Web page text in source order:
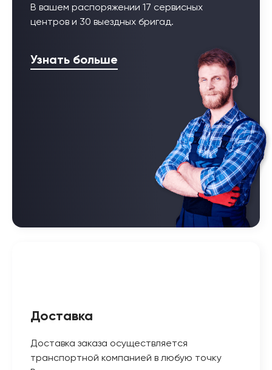
В вашем распоряжении 17 сервисных
центров и 30 выездных бригад.
Узнать больше
Доставка
Доставка заказа осуществляется
транспортной компанией в любую точку